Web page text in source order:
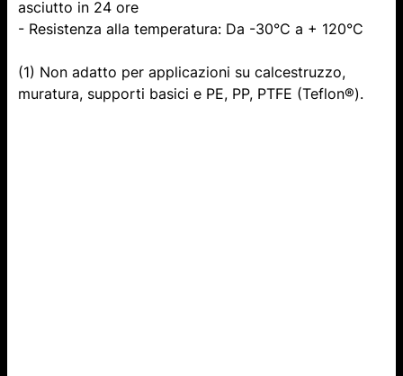
asciutto in 24 ore
- Resistenza alla temperatura: Da -30°C a + 120°C
(1) Non adatto per applicazioni su calcestruzzo,
muratura, supporti basici e PE, PP, PTFE (Teflon®).